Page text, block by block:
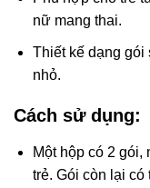
nữ mang thai.
Thiết kế dạng gói
nhỏ.
Cách sử dụng:
Một hộp có 2 gói,
trẻ. Gói còn lại